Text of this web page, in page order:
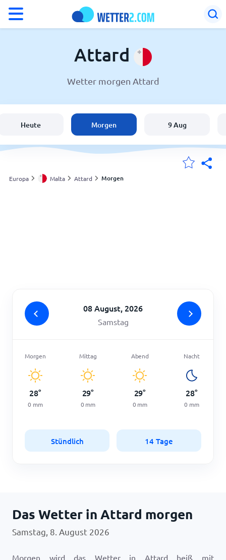
Wetter in Attard
Schweiz
Deutschland
Attard
Wetter morgen Attard
Heute Morgen 9 Aug
Europa Malta Attard Morgen
08 August, 2026
Samstag
Morgen
28°
0 mm
Mittag
29°
0 mm
Abend
29°
0 mm
Nacht
28°
0 mm
Stündlich 14 Tage
Das Wetter in Attard morgen
Samstag, 8. August 2026
Morgen wird das Wetter in Attard heiß mit